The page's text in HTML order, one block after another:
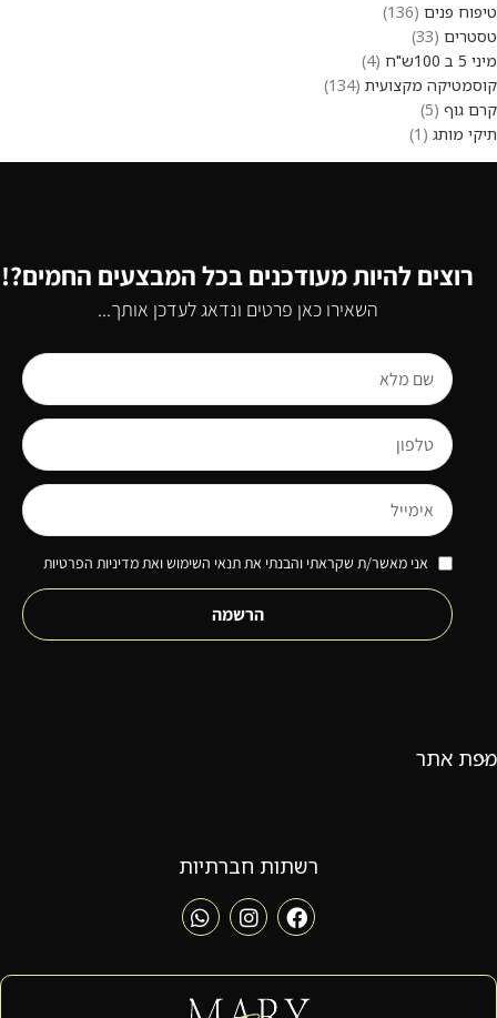
טיפוח פנים 136
טסטרים 33
מיני 5 ב 100ש"ח
4
קוסמטיקה מקצועית 134
קרם גוף 5
תיקי מותג
1
רוצים להיות מעודכנים בכל המבצעים החמים?!
השאירו כאן פרטים ונדאג לעדכן אותך...
אני מאשר/ת שקראתי והבנתי את תנאי השימוש ואת מדיניות הפרטיות
הרשמה
מפת אתר
רשתות חברתיות